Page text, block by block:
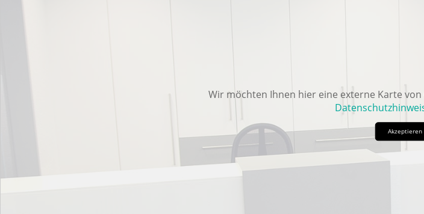
Wir möchten Ihnen hier eine externe Karte